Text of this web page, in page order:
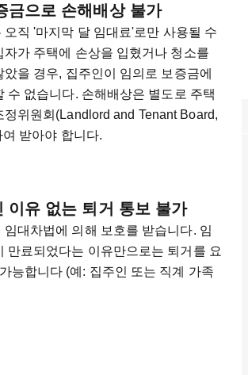
금으로 손해배상 불가
오직 '마지막 달 임대료'로만 사용될 수
자가 주택에 손상을 입혔거나 청소를
을 경우, 집주인이 임의로 보증금에
수 없습니다. 손해배상은 별도로 주택
정위원회(Landlord and Tenant Board,
여 받아야 합니다.
이유 없는 퇴거 통보 불가
임대차법에 의해 보호를 받습니다. 임
만료되었다는 이유만으로는 퇴거를 요
능합니다 (예: 집주인 또는 직계 가족